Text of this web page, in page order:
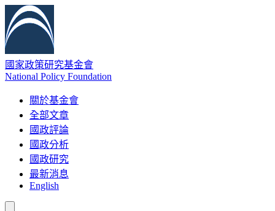
國家政策研究基金會
National Policy Foundation
關於基金會
全部文章
國政評論
國政分析
國政研究
最新消息
English